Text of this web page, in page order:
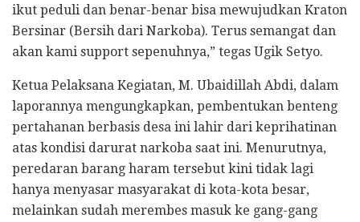
ikut peduli dan benar-benar bisa mewujudkan Kraton
Bersinar (Bersih dari Narkoba). Terus semangat dan
akan kami support sepenuhnya,” tegas Ugik Setyo.
Ketua Pelaksana Kegiatan, M. Ubaidillah Abdi, dalam
laporannya mengungkapkan, pembentukan benteng
pertahanan berbasis desa ini lahir dari keprihatinan
atas kondisi darurat narkoba saat ini. Menurutnya,
peredaran barang haram tersebut kini tidak lagi
hanya menyasar masyarakat di kota-kota besar,
melainkan sudah merembes masuk ke gang-gang